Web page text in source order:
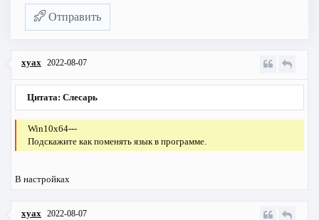
Отправить
xyax 2022-08-07
Цитата: Слесарь
Win10x64---
Подскажите как поменять язык в программе.
В настройках
xyax 2022-08-07